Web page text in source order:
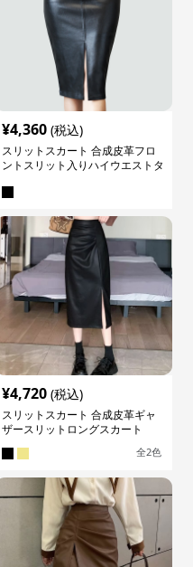
¥4,360 (税込)
スリットスカート 合成皮革フロ
ントスリット入りハイウエストタ
¥4,720 (税込)
スリットスカート 合成皮革ギャ
ザースリットロングスカート
全2色